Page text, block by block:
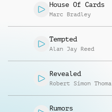
House Of Cards
Marc Bradley
Tempted
Alan Jay Reed
Revealed
Robert Simon Thoma
Rumors